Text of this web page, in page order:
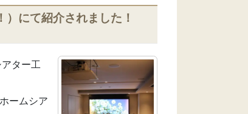
にて紹介されました！
ター工
ームシア